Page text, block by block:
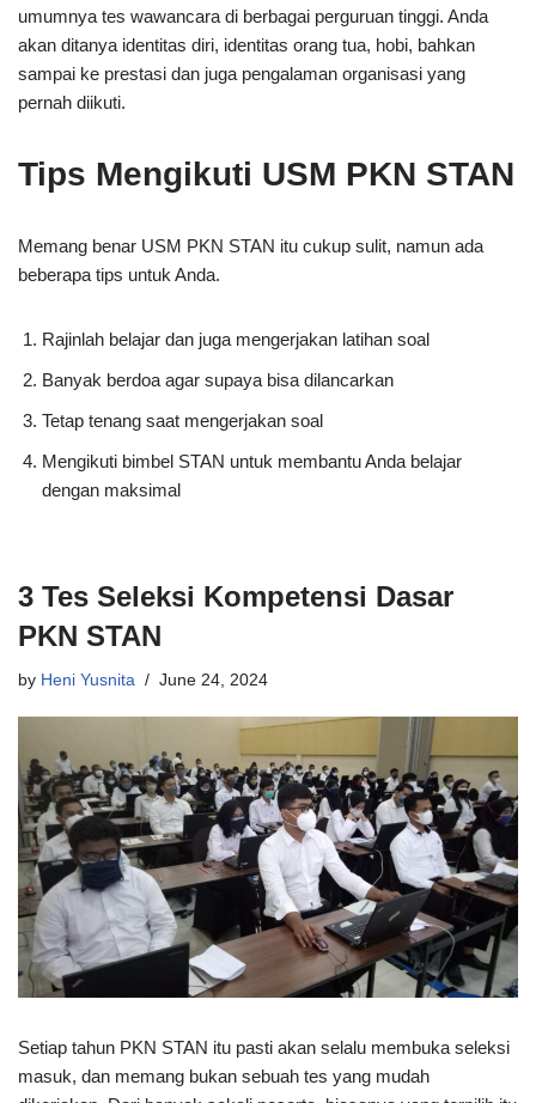
umumnya tes wawancara di berbagai perguruan tinggi. Anda
akan ditanya identitas diri, identitas orang tua, hobi, bahkan
sampai ke prestasi dan juga pengalaman organisasi yang
pernah diikuti.
Tips Mengikuti USM PKN STAN
Memang benar USM PKN STAN itu cukup sulit, namun ada
beberapa tips untuk Anda.
Rajinlah belajar dan juga mengerjakan latihan soal
Banyak berdoa agar supaya bisa dilancarkan
Tetap tenang saat mengerjakan soal
Mengikuti bimbel STAN untuk membantu Anda belajar
dengan maksimal
3 Tes Seleksi Kompetensi Dasar
PKN STAN
by Heni Yusnita June 24, 2024
Setiap tahun PKN STAN itu pasti akan selalu membuka seleksi
masuk, dan memang bukan sebuah tes yang mudah